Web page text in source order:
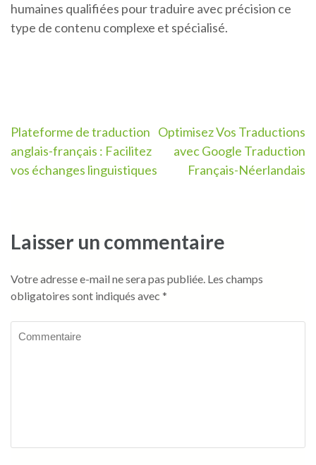
humaines qualifiées pour traduire avec précision ce
type de contenu complexe et spécialisé.
Navigation
de
Plateforme de traduction
anglais-français : Facilitez
vos échanges linguistiques
Optimisez Vos Traductions
avec Google Traduction
Français-Néerlandais
Laisser un commentaire
Votre adresse e-mail ne sera pas publiée. Les champs
obligatoires sont indiqués avec *